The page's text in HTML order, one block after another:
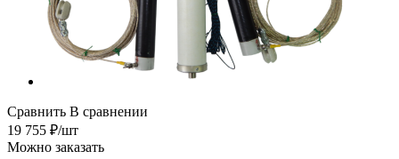
Сравнить В сравнении
19 755 ₽/шт
Можно заказать